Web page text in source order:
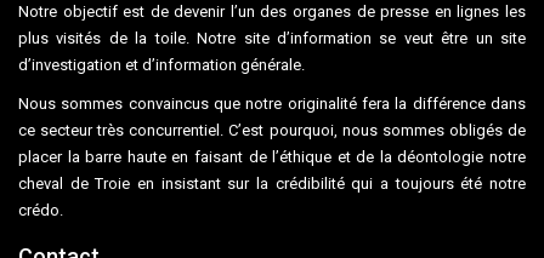
Notre objectif est de devenir l’un des organes de presse en lignes les
plus visités de la toile. Notre site d’information se veut être un site
d’investigation et d’information générale.
Nous sommes convaincus que notre originalité fera la différence dans
ce secteur très concurrentiel. C’est pourquoi, nous sommes obligés de
placer la barre haute en faisant de l’éthique et de la déontologie notre
cheval de Troie en insistant sur la crédibilité qui a toujours été notre
crédo.